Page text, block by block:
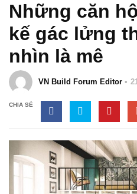
Những căn
kế gác lửng
nhìn là mê
VN Build Forum Editor
CHIA SẺ